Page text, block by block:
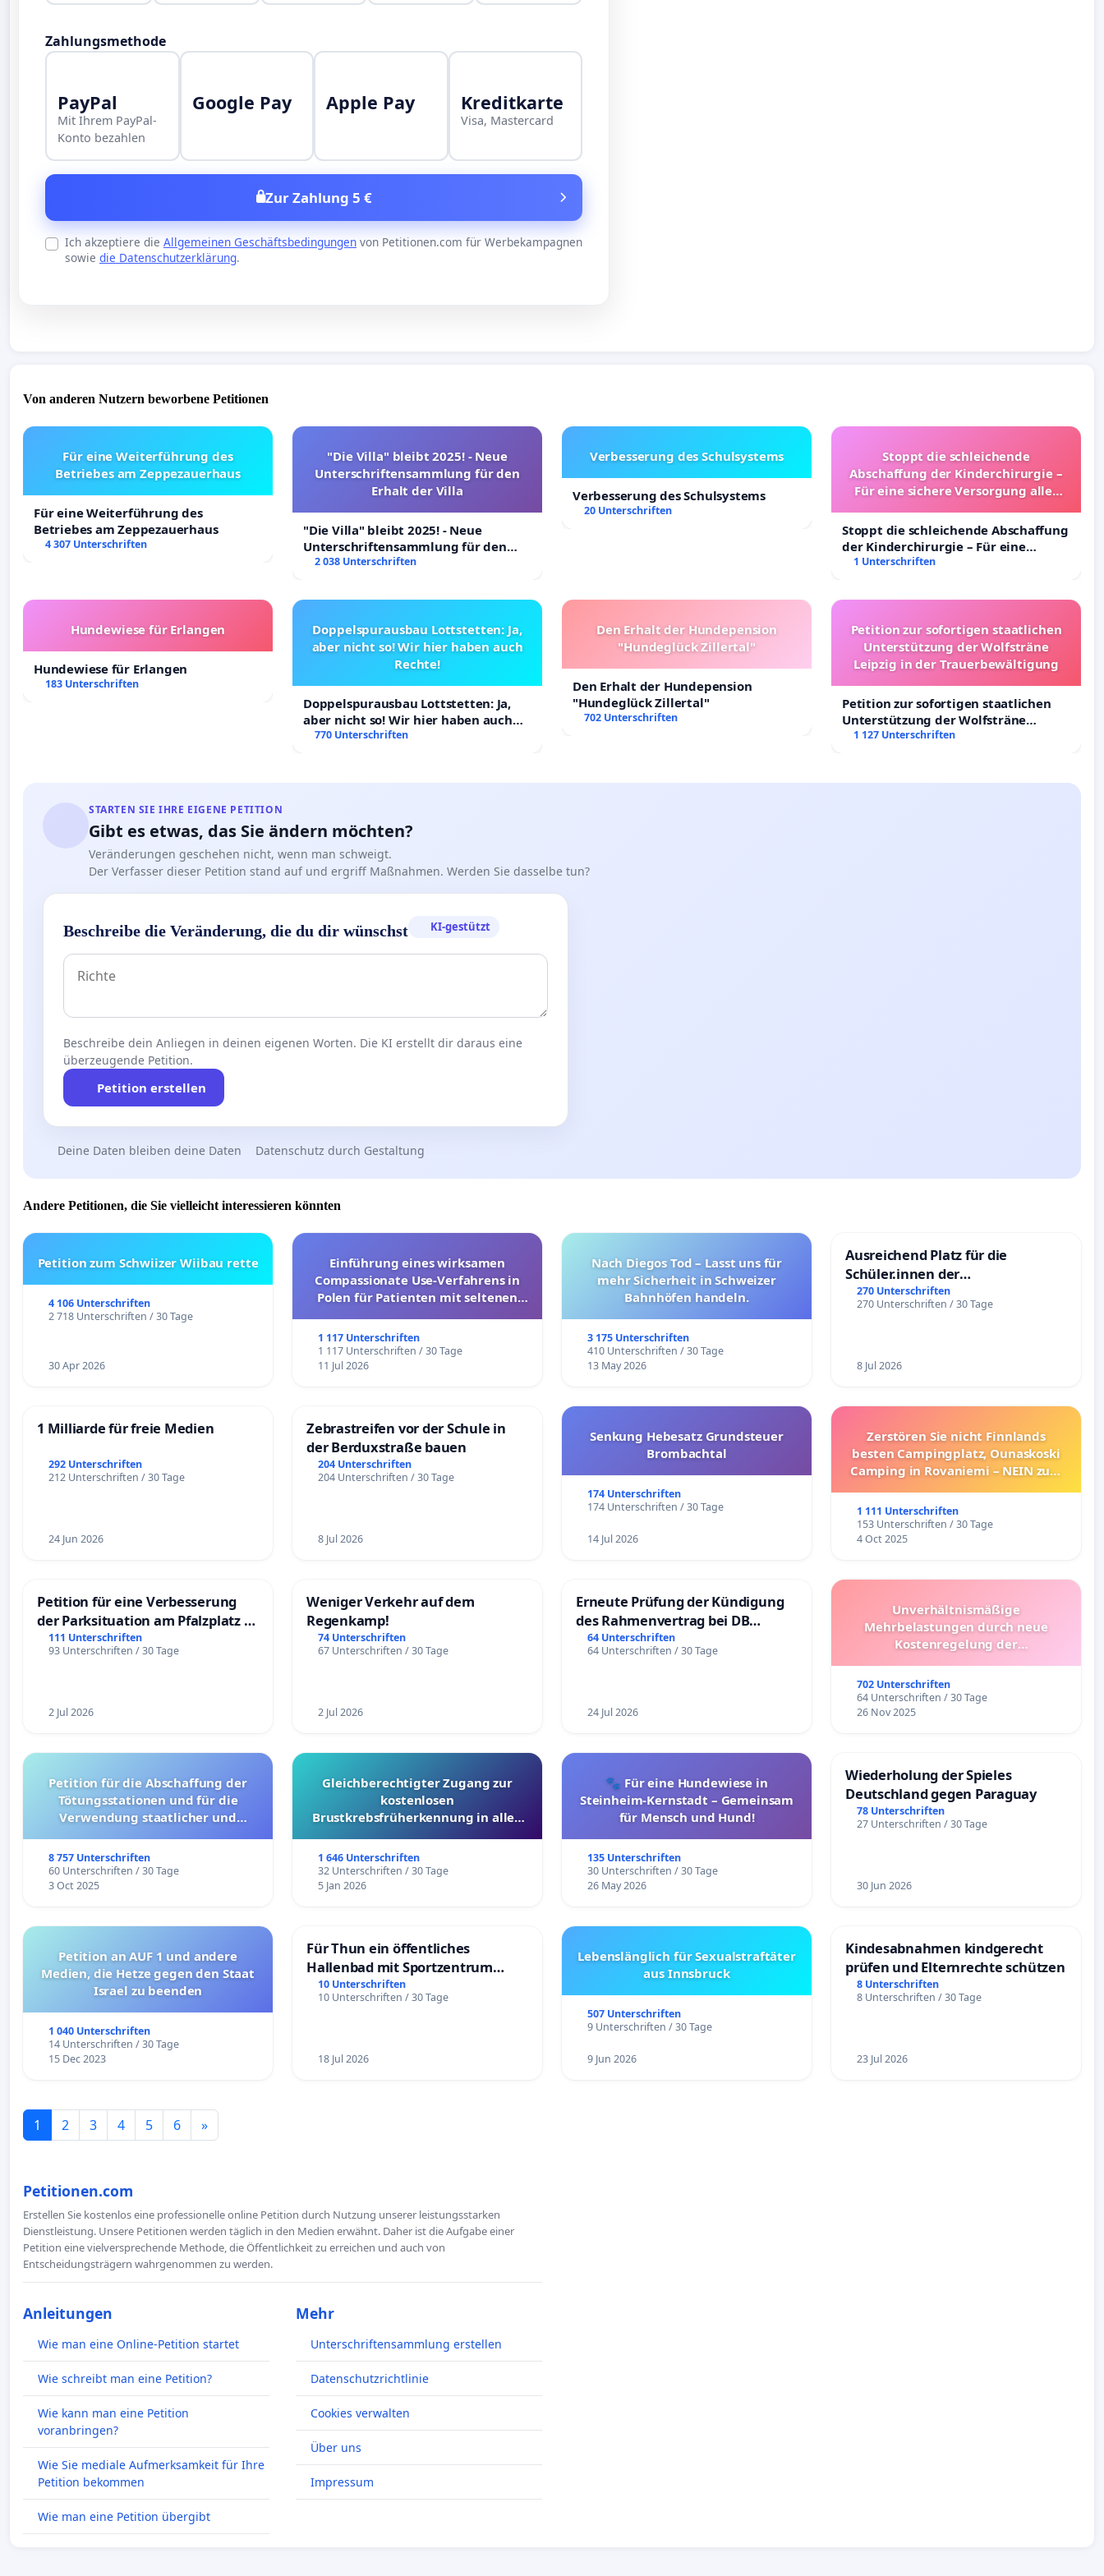
Zahlungsmethode
PayPal
Mit Ihrem PayPal-
Konto bezahlen
Google Pay Apple Pay Kreditkarte
Visa, Mastercard
Zur Zahlung 5 €
Ich akzeptiere die Allgemeinen Geschäftsbedingungen von Petitionen.com für Werbekampagnen
sowie die Datenschutzerklärung.
Von anderen Nutzern beworbene Petitionen
Für eine Weiterführung des
Betriebes am Zeppezauerhaus
Für eine Weiterführung des
Betriebes am Zeppezauerhaus
4 307 Unterschriften
"Die Villa" bleibt 2025! - Neue
Unterschriftensammlung für den
Erhalt der Villa
"Die Villa" bleibt 2025! - Neue
Unterschriftensammlung für den
Erhalt der Villa
2 038 Unterschriften
Verbesserung des Schulsystems
Verbesserung des Schulsystems
20 Unterschriften
Stoppt die schleichende
Abschaffung der Kinderchirurgie –
Für eine sichere Versorgung aller
Stoppt die schleichende Abschaffung
der Kinderchirurgie – Für eine
sichere Versorgung aller Kinder in
1 Unterschriften
Hundewiese für Erlangen
Hundewiese für Erlangen
183 Unterschriften
Doppelspurausbau Lottstetten: Ja,
aber nicht so! Wir hier haben auch
Rechte!
Doppelspurausbau Lottstetten: Ja,
aber nicht so! Wir hier haben auch
Rechte!
770 Unterschriften
Den Erhalt der Hundepension
"Hundeglück Zillertal"
Den Erhalt der Hundepension
"Hundeglück Zillertal"
702 Unterschriften
Petition zur sofortigen staatlichen
Unterstützung der Wolfsträne
Leipzig in der Trauerbewältigung
Petition zur sofortigen staatlichen
Unterstützung der Wolfsträne
Leipzig in der Trauerbewältigung
1 127 Unterschriften
STARTEN SIE IHRE EIGENE PETITION
Gibt es etwas, das Sie ändern möchten?
Veränderungen geschehen nicht, wenn man schweigt.
Der Verfasser dieser Petition stand auf und ergriff Maßnahmen. Werden Sie dasselbe tun?
Beschreibe die Veränderung, die du dir wünschst KI-gestützt
Beschreibe dein Anliegen in deinen eigenen Worten. Die KI erstellt dir daraus eine
überzeugende Petition.
Petition erstellen
Deine Daten bleiben deine Daten Datenschutz durch Gestaltung
Andere Petitionen, die Sie vielleicht interessieren könnten
Petition zum Schwiizer Wiibau rette
4 106 Unterschriften
2 718 Unterschriften / 30 Tage
30 Apr 2026
Einführung eines wirksamen
Compassionate Use-Verfahrens in
Polen für Patienten mit seltenen
1 117 Unterschriften
1 117 Unterschriften / 30 Tage
11 Jul 2026
Nach Diegos Tod – Lasst uns für
mehr Sicherheit in Schweizer
Bahnhöfen handeln.
3 175 Unterschriften
410 Unterschriften / 30 Tage
13 May 2026
Ausreichend Platz für die
Schüler.innen der
Schönbergschule
270 Unterschriften
270 Unterschriften / 30 Tage
8 Jul 2026
1 Milliarde für freie Medien
292 Unterschriften
212 Unterschriften / 30 Tage
24 Jun 2026
Zebrastreifen vor der Schule in
der Berduxstraße bauen
204 Unterschriften
204 Unterschriften / 30 Tage
8 Jul 2026
Senkung Hebesatz Grundsteuer
Brombachtal
174 Unterschriften
174 Unterschriften / 30 Tage
14 Jul 2026
Zerstören Sie nicht Finnlands
besten Campingplatz, Ounaskoski
Camping in Rovaniemi – NEIN zum
1 111 Unterschriften
153 Unterschriften / 30 Tage
4 Oct 2025
Petition für eine Verbesserung
der Parksituation am Pfalzplatz in
Mannheim
111 Unterschriften
93 Unterschriften / 30 Tage
2 Jul 2026
Weniger Verkehr auf dem
Regenkamp!
74 Unterschriften
67 Unterschriften / 30 Tage
2 Jul 2026
Erneute Prüfung der Kündigung
des Rahmenvertrag bei DB
Fahrwegdienste Gmbh
64 Unterschriften
64 Unterschriften / 30 Tage
24 Jul 2026
Unverhältnismäßige
Mehrbelastungen durch neue
Kostenregelung der
Überprüfung und Alternativen
702 Unterschriften
64 Unterschriften / 30 Tage
26 Nov 2025
Petition für die Abschaffung der
Tötungsstationen und für die
Verwendung staatlicher und
8 757 Unterschriften
60 Unterschriften / 30 Tage
3 Oct 2025
Gleichberechtigter Zugang zur
kostenlosen
Brustkrebsfrüherkennung in allen
1 646 Unterschriften
32 Unterschriften / 30 Tage
5 Jan 2026
🐾 Für eine Hundewiese in
Steinheim-Kernstadt – Gemeinsam
für Mensch und Hund!
135 Unterschriften
30 Unterschriften / 30 Tage
26 May 2026
Wiederholung der Spieles
Deutschland gegen Paraguay
78 Unterschriften
27 Unterschriften / 30 Tage
30 Jun 2026
Petition an AUF 1 und andere
Medien, die Hetze gegen den Staat
Israel zu beenden
1 040 Unterschriften
14 Unterschriften / 30 Tage
15 Dec 2023
Für Thun ein öffentliches
Hallenbad mit Sportzentrum
schaffen
10 Unterschriften
10 Unterschriften / 30 Tage
18 Jul 2026
Lebenslänglich für Sexualstraftäter
aus Innsbruck
507 Unterschriften
9 Unterschriften / 30 Tage
9 Jun 2026
Kindesabnahmen kindgerecht
prüfen und Elternrechte schützen
8 Unterschriften
8 Unterschriften / 30 Tage
23 Jul 2026
1 2 3 4 5 6 »
Petitionen.com
Erstellen Sie kostenlos eine professionelle online Petition durch Nutzung unserer leistungsstarken
Dienstleistung. Unsere Petitionen werden täglich in den Medien erwähnt. Daher ist die Aufgabe einer
Petition eine vielversprechende Methode, die Öffentlichkeit zu erreichen und auch von
Entscheidungsträgern wahrgenommen zu werden.
Anleitungen
Wie man eine Online-Petition startet
Wie schreibt man eine Petition?
Wie kann man eine Petition
voranbringen?
Wie Sie mediale Aufmerksamkeit für Ihre
Petition bekommen
Wie man eine Petition übergibt
Mehr
Unterschriftensammlung erstellen
Datenschutzrichtlinie
Cookies verwalten
Über uns
Impressum